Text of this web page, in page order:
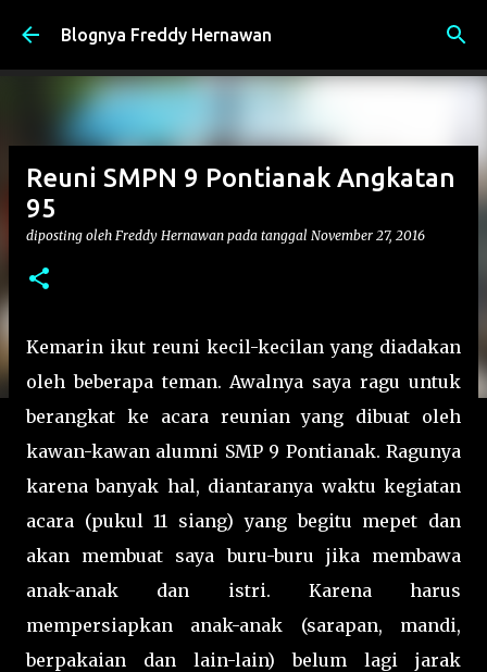
Langsung ke konten utama
Blognya Freddy Hernawan
Reuni SMPN 9 Pontianak Angkatan
95
diposting oleh Freddy Hernawan pada tanggal November 27, 2016
Kemarin ikut reuni kecil-kecilan yang diadakan
oleh beberapa teman. Awalnya saya ragu untuk
berangkat ke acara reunian yang dibuat oleh
kawan-kawan alumni SMP 9 Pontianak. Ragunya
karena banyak hal, diantaranya waktu kegiatan
acara (pukul 11 siang) yang begitu mepet dan
akan membuat saya buru-buru jika membawa
anak-anak dan istri. Karena harus
mempersiapkan anak-anak (sarapan, mandi,
berpakaian dan lain-lain) belum lagi jarak